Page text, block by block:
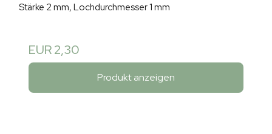
Stärke 2 mm, Lochdurchmesser 1 mm
EUR 2,30
Produkt anzeigen